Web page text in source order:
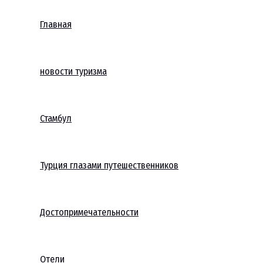
Главная
новости туризма
Стамбул
Турция глазами путешественников
Достопримечательности
Отели